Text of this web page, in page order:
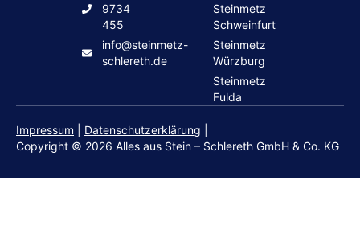
9734
455
info@steinmetz-
schlereth.de
Steinmetz
Schweinfurt
Steinmetz
Würzburg
Steinmetz
Fulda
Copyright © 2026 Alles aus Stein – Schlereth GmbH & Co. KG
Impressum Datenschutzerklärung